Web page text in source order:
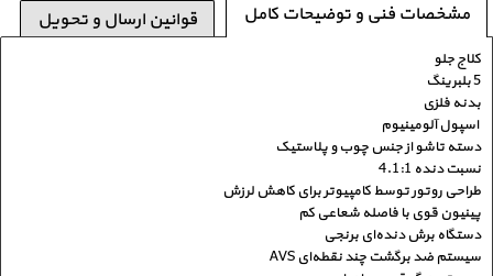
مشخصات فنی و توضیحات کامل قوانین ارسال و تحویل
کلاج جلو
5 بلبرینگ
بدنه فلزی
اسپول آلومینیوم
دسته تاشو از جنس چوب و پلاستیک
نسبت دنده 4.1:1
طراحی روتور توسط کامپیوتر برای کاهش لرزش
پینیون قوی با فاصله شعاعی کم
دستگاه برش دنده‌ای برنجی
سیستم ضد برگشت چند نقطه‌ای AVS